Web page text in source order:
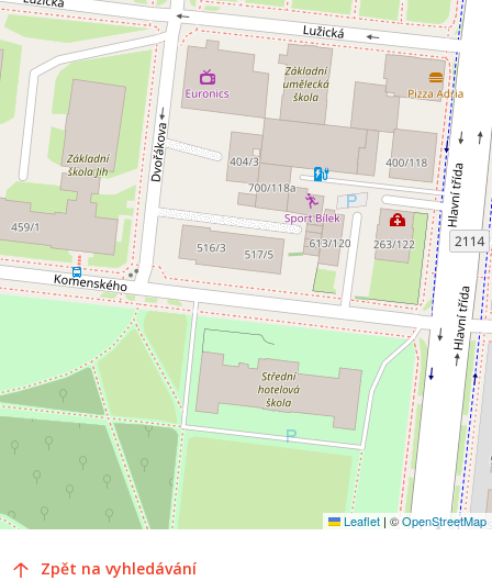
Leaflet | ©OpenStreetMap
Zpět na vyhledávání